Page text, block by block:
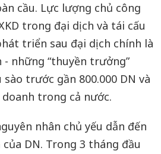
cầu. Lực lượng chủ công
trong đại dịch và tái cấu
triển sau đại dịch chính là
những “thuyền trưởng”
trước gần 800.000 DN và
trong cả nước.
nhân chủ yếu dẫn đến
DN. Trong 3 tháng đầu